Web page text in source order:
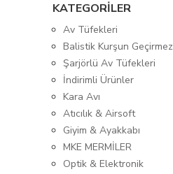
KATEGORİLER
Av Tüfekleri
Balistik Kurşun Geçirmez
Şarjörlü Av Tüfekleri
İndirimli Ürünler
Kara Avı
Atıcılık & Airsoft
Giyim & Ayakkabı
MKE MERMİLER
Optik & Elektronik